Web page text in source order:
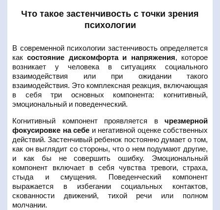
Что такое застенчивость с точки зрения
психологии
В современной психологии застенчивость определяется
каксостояние дискомфорта и напряжения, которое
возникает у человека в ситуациях социального
взаимодействия или при ожидании такого
взаимодействия. Это комплексная реакция, включающая
в себя три основных компонента: когнитивный,
эмоциональный и поведенческий.
Когнитивный компонент проявляется в чрезмерной
фокусировке на себе и негативной оценке собственных
действий. Застенчивый ребенок постоянно думает о том,
как он выглядит со стороны, что о нем подумают другие,
и как бы не совершить ошибку. Эмоциональный
компонент включает в себя чувства тревоги, страха,
стыда и смущения. Поведенческий компонент
выражается в избегании социальных контактов,
скованности движений, тихой речи или полном
молчании.